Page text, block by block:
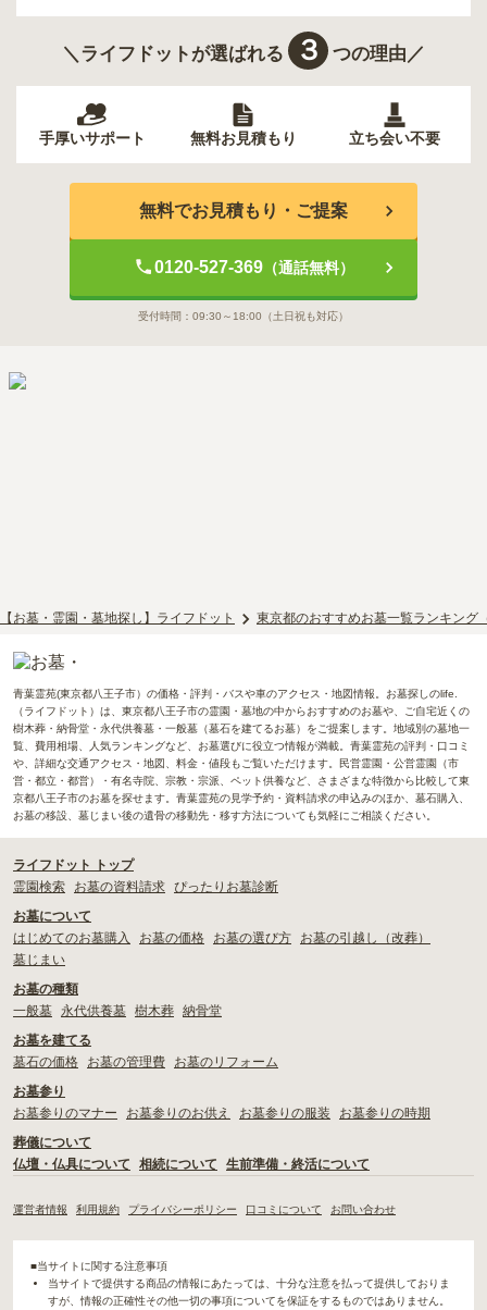
＼ライフドットが選ばれる ３ つの理由／
手厚いサポート 無料お見積もり 立ち会い不要
無料でお見積もり・ご提案
0120-527-369（通話無料）
受付時間： 09:30～18:00 （土日祝も対応）
【お墓・霊園・墓地探し】ライフドット 東京都のおすすめお墓一覧ランキング
青葉霊苑(東京都八王子市）の価格・評判・バスや車のアクセス・地図情報。お墓探しのlife.
（ライフドット）は、東京都八王子市の霊園・墓地の中からおすすめのお墓や、ご自宅近くの
樹木葬・納骨堂・永代供養墓・一般墓（墓石を建てるお墓）をご提案します。地域別の墓地一
覧、費用相場、人気ランキングなど、お墓選びに役立つ情報が満載。青葉霊苑の評判・口コミ
や、詳細な交通アクセス・地図、料金・値段もご覧いただけます。民営霊園・公営霊園（市
営・都立・都営）・有名寺院、宗教・宗派、ペット供養など、さまざまな特徴から比較して東
京都八王子市のお墓を探せます。青葉霊苑の見学予約・資料請求の申込みのほか、墓石購入、
お墓の移設、墓じまい後の遺骨の移動先・移す方法についても気軽にご相談ください。
ライフドット トップ
霊園検索
お墓の資料請求 ぴったりお墓診断
お墓について
はじめてのお墓購入
お墓の価格 お墓の選び方
お墓の引越し（改葬）
墓じまい
お墓の種類
一般墓
永代供養墓 樹木葬 納骨堂
お墓を建てる
墓石の価格
お墓の管理費
お墓のリフォーム
お墓参り
お墓参りのマナー
お墓参りのお供え お墓参りの服装
お墓参りの時期
葬儀について
仏壇・仏具について
相続について 生前準備・終活について
運営者情報 利用規約 プライバシーポリシー 口コミについて お問い合わせ
■当サイトに関する注意事項
当サイトで提供する商品の情報にあたっては、十分な注意を払って提供しておりま
すが、情報の正確性その他一切の事項についてを保証をするものではありません。